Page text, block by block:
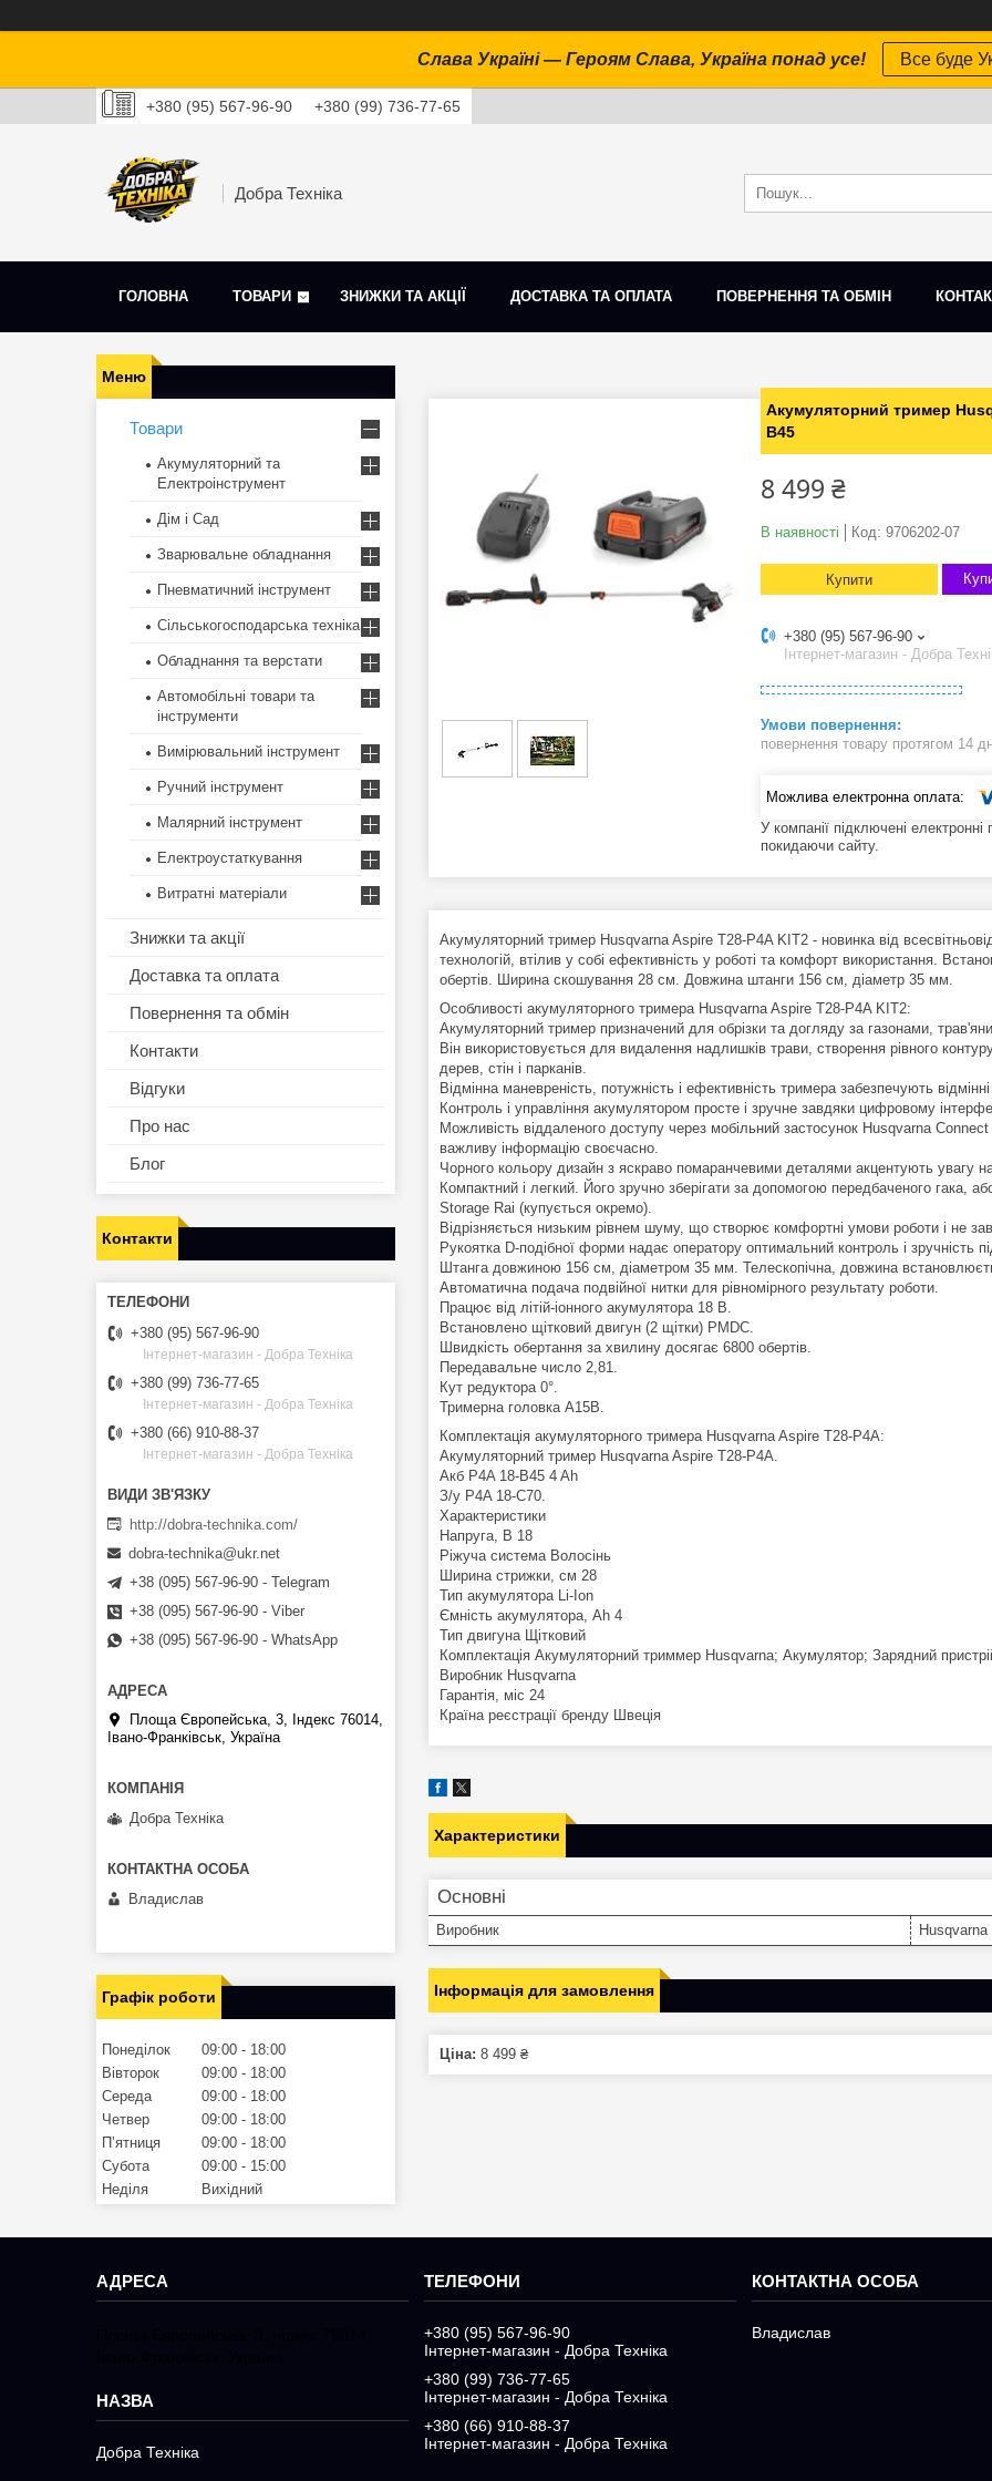
Слава Україні — Героям Слава, Україна понад усе! Все буде
+380 (95) 567-96-90 +380 (99) 736-77-65
Добра Техніка
ГОЛОВНА ТОВАРИ ЗНИЖКИ ТА АКЦІЇ ДОСТАВКА ТА ОПЛАТА ПОВЕРНЕННЯ ТА ОБМІН
Акумуляторний тример
B45
8 499 ₴
В наявності Код: 9706202-07
Купити
+380 (95) 567-96-90
Інтернет-магазин - Добра
повернення товару протягом 14
У компанії підключені
покидаючи сайту.
Акумуляторний тример Husqvarna Aspire T28-P4A KIT2 - новинка від
технологій, втілив у собі ефективність у роботі та комфорт використання.
обертів. Ширина скошування 28 см. Довжина штанги 156 см, діаметр 35 мм.
Особливості акумуляторного тримера Husqvarna Aspire T28-P4A KIT2:
Акумуляторний тример призначений для обрізки та догляду за газонами,
Він використовується для видалення надлишків трави, створення рівного
дерев, стін і парканів.
Відмінна маневреність, потужність і ефективність тримера забезпечують
Контроль і управління акумулятором просте і зручне завдяки цифровому
Можливість віддаленого доступу через мобільний застосунок Husqvarna
важливу інформацію своєчасно.
Чорного кольору дизайн з яскраво помаранчевими деталями акцентують увагу
Компактний і легкий. Його зручно зберігати за допомогою передбаченого гака,
Storage Rai (купується окремо).
Відрізняється низьким рівнем шуму, що створює комфортні умови роботи і не
Рукоятка D-подібної форми надає оператору оптимальний контроль і зручність
Штанга довжиною 156 см, діаметром 35 мм. Телескопічна, довжина
Автоматична подача подвійної нитки для рівномірного результату роботи.
Працює від літій-іонного акумулятора 18 В.
Встановлено щітковий двигун (2 щітки) PMDC.
Швидкість обертання за хвилину досягає 6800 обертів.
Передавальне число 2,81.
Кут редуктора 0°.
Тримерна головка A15B.
Комплектація акумуляторного тримера Husqvarna Aspire T28-P4A:
Акумуляторний тример Husqvarna Aspire T28-P4A.
Акб P4A 18-B45 4 Ah
З/у P4A 18-C70.
Характеристики
Напруга, В 18
Ріжуча система Волосінь
Ширина стрижки, см 28
Тип акумулятора Li-Ion
Ємність акумулятора, Ah 4
Тип двигуна Щітковий
Комплектація Акумуляторний триммер Husqvarna; Акумулятор; Зарядний
Виробник Husqvarna
Гарантія, міс 24
Країна реєстрації бренду Швеція
Характеристики
Основні
Виробник Husqvarna
Інформація для замовлення
Ціна: 8 499 ₴
Товари
Акумуляторний та
Електроінструмент
Дім і Сад
Зварювальне обладнання
Пневматичний інструмент
Сільськогосподарська техніка
Обладнання та верстати
Автомобільні товари та
інструменти
Вимірювальний інструмент
Ручний інструмент
Малярний інструмент
Електроустаткування
Витратні матеріали
Знижки та акції
Доставка та оплата
Повернення та обмін
Контакти
Відгуки
Про нас
Блог
Контакти
+380 (95) 567-96-90
Інтернет-магазин - Добра Техніка
+380 (99) 736-77-65
Інтернет-магазин - Добра Техніка
+380 (66) 910-88-37
Інтернет-магазин - Добра Техніка
http://dobra-technika.com/
dobra-technika@ukr.net
+38 (095) 567-96-90 - Telegram
+38 (095) 567-96-90 - Viber
+38 (095) 567-96-90 - WhatsApp
Площа Європейська, 3, Індекс 76014,
Івано-Франківськ, Україна
Добра Техніка
Владислав
Графік роботи
Понеділок 09:00
18:00
Вівторок
09:00
18:00
Середа
09:00
18:00
Четвер
09:00
18:00
Пʼятниця
09:00
18:00
Субота
09:00
15:00
Неділя
Вихідний
Добра Техніка
+380 (95) 567-96-90
Інтернет-магазин - Добра Техніка
+380 (99) 736-77-65
Інтернет-магазин - Добра Техніка
+380 (66) 910-88-37
Інтернет-магазин - Добра Техніка
Владислав